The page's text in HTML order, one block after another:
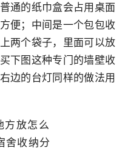
通的纸巾盒会占用桌面
便；中间是一个包包收
两个袋子，里面可以放
下图这种专门的墙壁收
边的台灯同样的做法用